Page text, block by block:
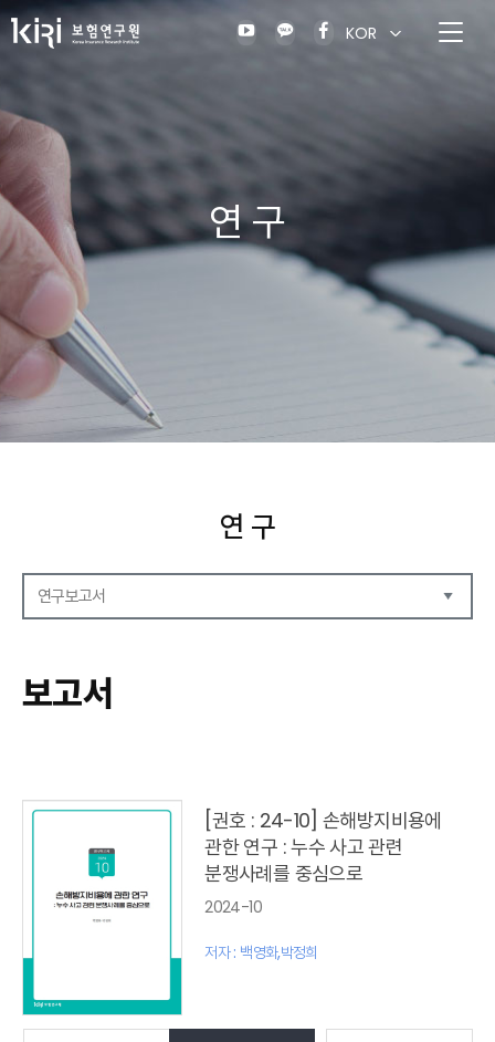
KOR
연 구
연 구
연구보고서
CEO Brief
영상자료
보고서
[권호 : 24-10] 손해방지비용에
관한 연구 : 누수 사고 관련
분쟁사례를 중심으로
2024-10
저자 : 백영화,박정희